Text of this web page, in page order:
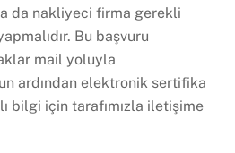
da nakliyeci firma gerekli
Bu başvuru
mail yoluyla
ardından elektronik sertifika
bilgi için tarafımızla iletişime